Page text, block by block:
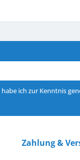
habe ich zur Kenntnis
Zahlung &